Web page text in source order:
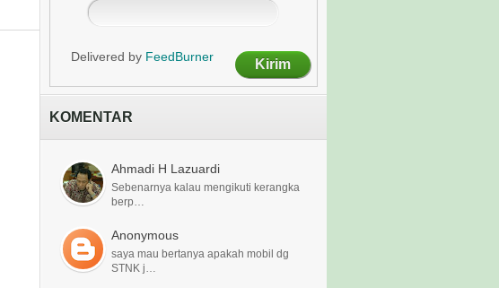
Delivered by FeedBurner
KOMENTAR
Ahmadi H Lazuardi
Sebenarnya kalau mengikuti kerangka
berp…
Anonymous
saya mau bertanya apakah mobil dg
STNK j…